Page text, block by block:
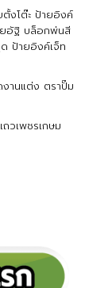
งโต๊ะ ป้ายอิงค์
ยอัฐิ บล็อกพ่นสี
ป้ายอิงค์เจ็ท
านแต่ง ตราปั๊ม
วเพชรเกษม